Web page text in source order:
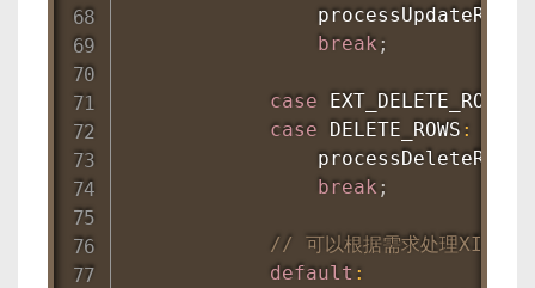
processUpdateRows
break ;
case EXT_DELETE_ROWS
case DELETE_ROWS :
processDeleteRows
break ;
// 可以根据需求处理XID/
default :